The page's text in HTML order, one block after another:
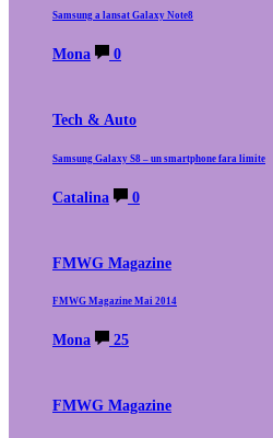
Samsung a lansat Galaxy Note8
Mona 0
Tech & Auto
Samsung Galaxy S8 – un smartphone fara limite
Catalina 0
FMWG Magazine
FMWG Magazine Mai 2014
Mona 25
FMWG Magazine